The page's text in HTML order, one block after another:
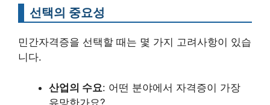
선택의 중요성
민간자격증을 선택할 때는 몇 가지 고려사항이 있습
니다.
산업의 수요: 어떤 분야에서 자격증이 가장
유망한가요?